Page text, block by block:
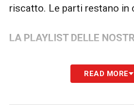
riscatto. Le parti restano in
LA PLAYLIST DELLE
READ MORE